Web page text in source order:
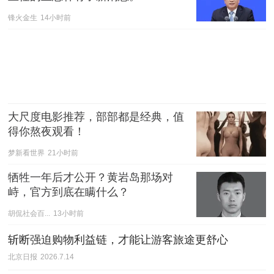
锋火金生 14小时前
大尺度电影推荐，部部都是经典，值
得你熬夜观看！
梦新看世界 21小时前
牺牲一年后才公开？黄岩岛那场对
峙，官方到底在瞒什么？
胡侃社会百... 13小时前
斩断强迫购物利益链，才能让游客旅途更舒心
北京日报 2026.7.14